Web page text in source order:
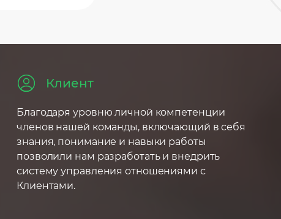
Консультация маркетолога
Консультация директолога
Стратегия развития бизнеса
Клиент
Благодаря уровню личной компетенции
членов нашей команды, включающий в себя
знания, понимание и навыки работы
позволили нам разработать и внедрить
систему управления отношениями с
Клиентами.